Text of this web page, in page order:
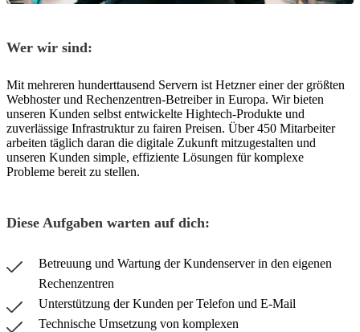
Wer wir sind:
Mit mehreren hunderttausend Servern ist Hetzner einer der größten
Webhoster und Rechenzentren-Betreiber in Europa. Wir bieten
unseren Kunden selbst entwickelte Hightech-Produkte und
zuverlässige Infrastruktur zu fairen Preisen. Über 450 Mitarbeiter
arbeiten täglich daran die digitale Zukunft mitzugestalten und
unseren Kunden simple, effiziente Lösungen für komplexe
Probleme bereit zu stellen.
Diese Aufgaben warten auf dich:
Betreuung und Wartung der Kundenserver in den eigenen
Rechenzentren
Unterstützung der Kunden per Telefon und E-Mail
Technische Umsetzung von komplexen